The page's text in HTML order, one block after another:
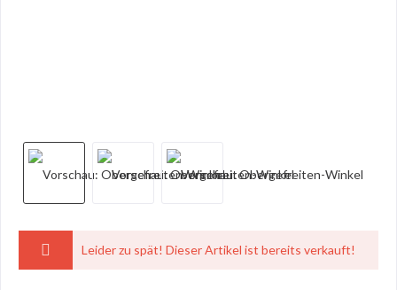
Leider zu spät! Dieser Artikel ist bereits verkauft!